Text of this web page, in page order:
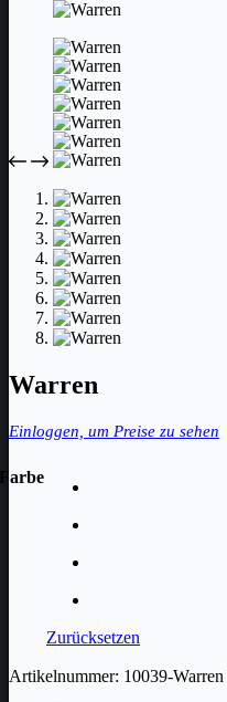
Warren
Einloggen, um Preise zu sehen
Farbe
Zurücksetzen
Artikelnummer: 10039-Warren